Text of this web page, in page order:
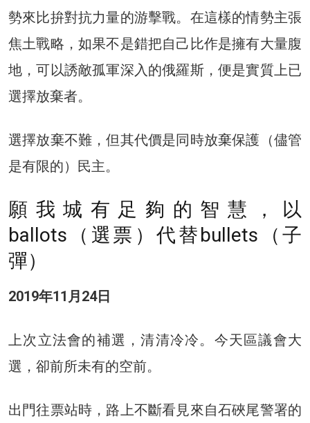
勢來比拚對抗力量的游擊戰。在這樣的情勢主張
焦土戰略，如果不是錯把自己比作是擁有大量腹
地，可以誘敵孤軍深入的俄羅斯，便是實質上已
選擇放棄者。
選擇放棄不難，但其代價是同時放棄保護（儘管
是有限的）民主。
願我城有足夠的智慧，以
ballots（選票）代替bullets（子
彈）
2019年11月24日
上次立法會的補選，清清冷冷。今天區議會大
選，卻前所未有的空前。
出門往票站時，路上不斷看見來自石硤尾警署的